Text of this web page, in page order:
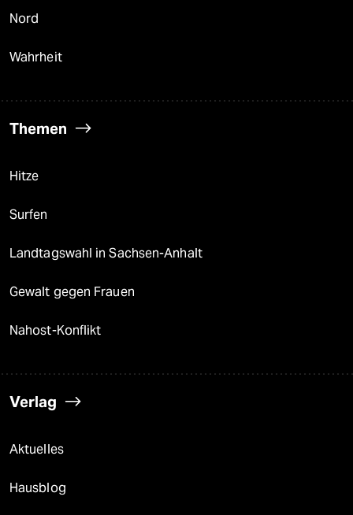
Nord
Wahrheit
Themen
Hitze
Surfen
Landtagswahl in Sachsen-Anhalt
Gewalt gegen Frauen
Nahost-Konflikt
Verlag
Aktuelles
Hausblog